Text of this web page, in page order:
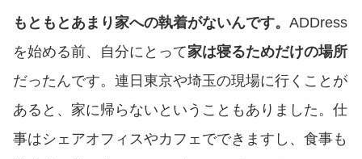
もともとあまり家への執着がないんです。 ADDress
を始める前、自分にとって家は寝るためだけの場所
だったんです。連日東京や埼玉の現場に行くことが
あると、家に帰らないということもありました。仕
事はシェアオフィスやカフェでできますし、食事も